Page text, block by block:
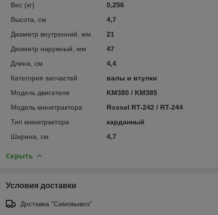
Вес (кг)
0,256
Высота, см
4,7
Диаметр внутренний, мм
21
Диаметр наружный, мм
47
Длина, см
4,4
Категория запчастей
валы и втулки
Модель двигателя
KM380 / KM385
Модель минитрактора
Rossel RT-242 / RT-244
Тип минитрактора
карданный
Ширина, см
4,7
Скрыть
Условия доставки
Доставка "Самовывоз"